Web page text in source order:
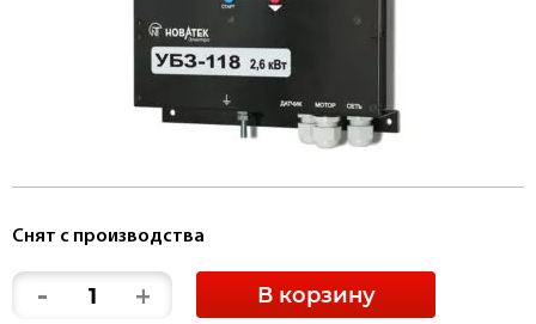
Снят с производства
- + В корзину